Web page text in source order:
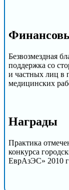
Безвозмездная
поддержка со
и частных лиц в
медицинских
Награды
Практика
конкурса
ЕврАзЭС» 2010